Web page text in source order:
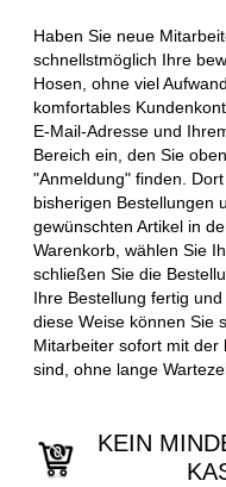
Haben Sie neue
schnellstmöglich Ihre
Hosen, ohne viel
komfortables
E-Mail-Adresse und
Bereich ein, den Sie
"Anmeldung" finden.
bisherigen Bestellungen
gewünschten Artikel in
Warenkorb, wählen Sie
schließen Sie die
Ihre Bestellung fertig
diese Weise können Sie
Mitarbeiter sofort mit der
sind, ohne lange
KEIN